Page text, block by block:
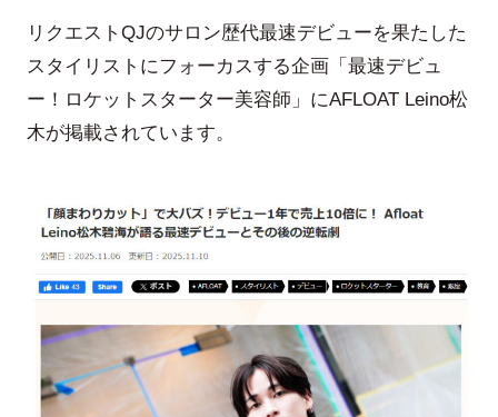
リクエストQJのサロン歴代最速デビューを果たした
スタイリストにフォーカスする企画「最速デビュ
ー！ロケットスターター美容師」にAFLOAT Leino松
木が掲載されています。